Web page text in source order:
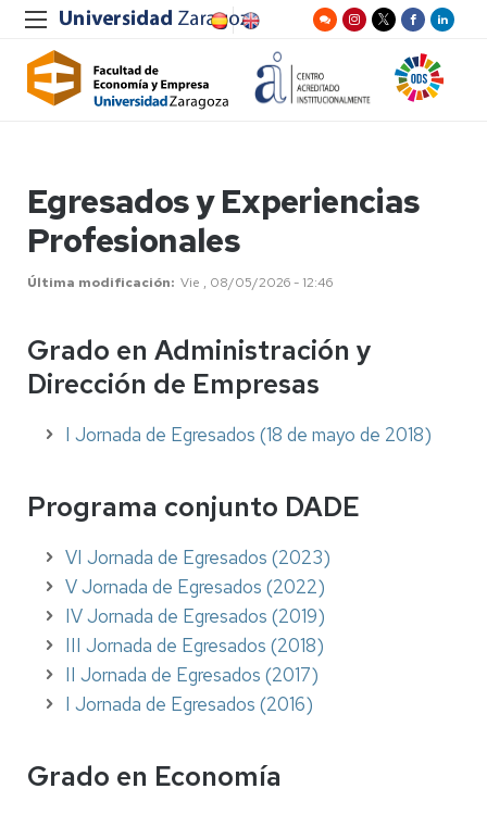
Egresados y Experiencias
Profesionales
Última modificación Vie , 08/05/2026 - 12:46
Grado en Administración y
Dirección de Empresas
I Jornada de Egresados (18 de mayo de 2018)
Programa conjunto DADE
VI Jornada de Egresados (2023)
V Jornada de Egresados (2022)
IV Jornada de Egresados (2019)
III Jornada de Egresados (2018)
II Jornada de Egresados (2017)
I Jornada de Egresados (2016)
Grado en Economía